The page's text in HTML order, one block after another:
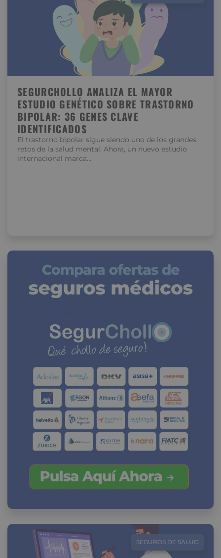
SEGURCHOLLO ANALIZA EL MAYOR
ESTUDIO GENÉTICO SOBRE TRASTORNO
BIPOLAR: 36 GENES CLAVE
IDENTIFICADOS
El trastorno bipolar sigue siendo uno de los grandes
retos de la salud mental. Ahora, un nuevo estudio
internacional marca…
SEGUROS DE SALUD